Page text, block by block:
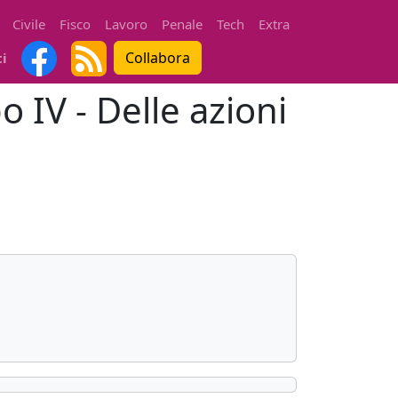
Civile Fisco Lavoro Penale Tech
Extra
Collabora
IV - Delle azioni